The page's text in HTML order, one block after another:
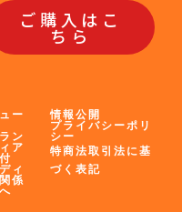
ご購入はこ
ちら
ー
ン
ア
ィ
係
情報公開
プライバシーポリ
シー
特商法取引法に基
づく表記